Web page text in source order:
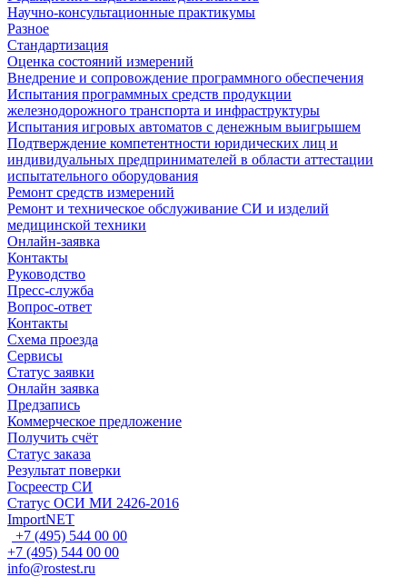
Научно-консультационные практикумы
Разное
Стандартизация
Оценка состояний измерений
Внедрение и сопровождение программного обеспечения
Испытания программных средств продукции
железнодорожного транспорта и инфраструктуры
Испытания игровых автоматов с денежным выигрышем
Подтверждение компетентности юридических лиц и
индивидуальных предпринимателей в области аттестации
испытательного оборудования
Ремонт средств измерений
Ремонт и техническое обслуживание СИ и изделий
медицинской техники
Онлайн-заявка
Контакты
Руководство
Пресс-служба
Вопрос-ответ
Контакты
Схема проезда
Сервисы
Статус заявки
Онлайн заявка
Предзапись
Коммерческое предложение
Получить счёт
Статус заказа
Результат поверки
Госреестр СИ
Статус ОСИ МИ 2426-2016
ImportNET
+7 (495) 544 00 00
+7 (495) 544 00 00
info@rostest.ru